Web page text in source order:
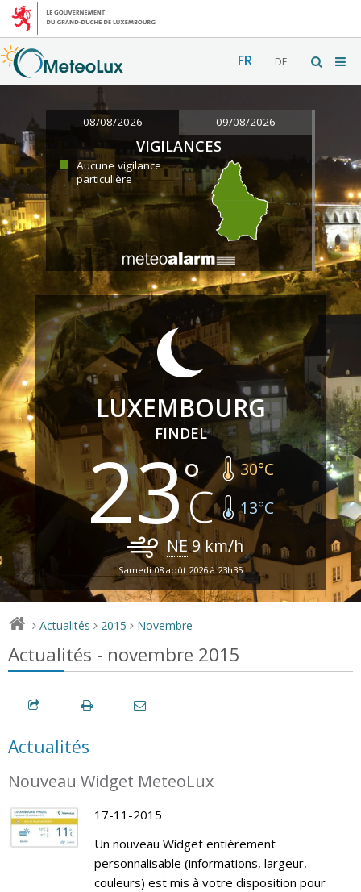
FR DE
08/08/2026 09/08/2026
VIGILANCES
Aucune vigilance
particulière
LUXEMBOURG
FINDEL
23 30°C
13°C
NE9 km/h
Samedi 08 août 2026 à 23h35
> Actualités > 2015 > Novembre
Actualités - novembre 2015
Actualités
Nouveau Widget MeteoLux
17-11-2015
Un nouveau Widget entièrement
personnalisable (informations, largeur,
couleurs) est mis à votre disposition pour